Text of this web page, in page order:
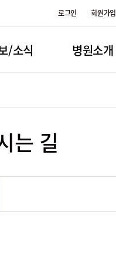
로그인 회원가입
/소식 병원소개
는 길